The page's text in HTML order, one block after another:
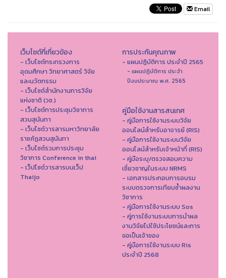
Email
เว็บไซต์ที่เกี่ยวข้อง
- เว็บไซต์กระทรวงการ
อุดมศึกษา วิทยาศาสตร์ วิจัย
และนวัตกรรม
- เว็บไซต์สำนักงานการวิจัย
แห่งชาติ (วช.)
- เว็บไซต์การประชุมวิชาการ
สวนสุนันทา
- เว็บไซต์วารสารมหาวิทยาลัย
ราชภัฏสวนสุนันทา
- เว็บไซต์รวมการประชุม
วิชาการ Conference in thai
- เว็ปไซต์วารสารบนเว็ป
Thaijo
การประกันคุณภาพ
- แผนปฏิบัติการ ประจำปี 2565
- แผนปฏิบัติการ ประจำ
ปีงบประมาณ พ.ศ. 2565
คู่มือใช้งานสารสนเทศ
- คู่มือการใช้งานระบบวิจัย
ออนไลน์สำหรับอาจารย์ (RIS)
- คู่มือการใช้งานระบบวิจัย
ออนไลน์สำหรับเจ้าหน้าที่ (RIS)
- คู่มือระบุ/ตรวจสอบความ
เชี่ยวชาญในระบบ NRMS
- เอกสารประกอบการอบรม
ระบบตรวจการเทียบซ้ำผลงาน
วิชาการ
- คู่มือการใช้งานระบบ Sos
- คู่การใช้งานระบบการนำผล
งานวิจัยไปใช้ประโยชน์และการ
ขอเป็นเจ้าของ
- คู่มือการใช้งานระบบ Ris
ประจำปี 2568